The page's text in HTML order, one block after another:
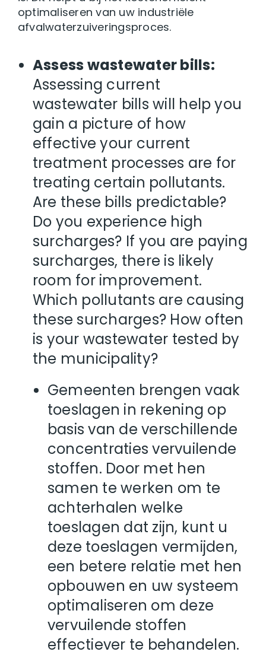
optimaliseren van uw industriële
afvalwaterzuiveringsproces.
Assess wastewater bills:
Assessing current
wastewater bills will help you
gain a picture of how
effective your current
treatment processes are for
treating certain pollutants.
Are these bills predictable?
Do you experience high
surcharges? If you are paying
surcharges, there is likely
room for improvement.
Which pollutants are causing
these surcharges? How often
is your wastewater tested by
the municipality?
Gemeenten brengen vaak
toeslagen in rekening op
basis van de verschillende
concentraties vervuilende
stoffen. Door met hen
samen te werken om te
achterhalen welke
toeslagen dat zijn, kunt u
deze toeslagen vermijden,
een betere relatie met hen
opbouwen en uw systeem
optimaliseren om deze
vervuilende stoffen
effectiever te behandelen.